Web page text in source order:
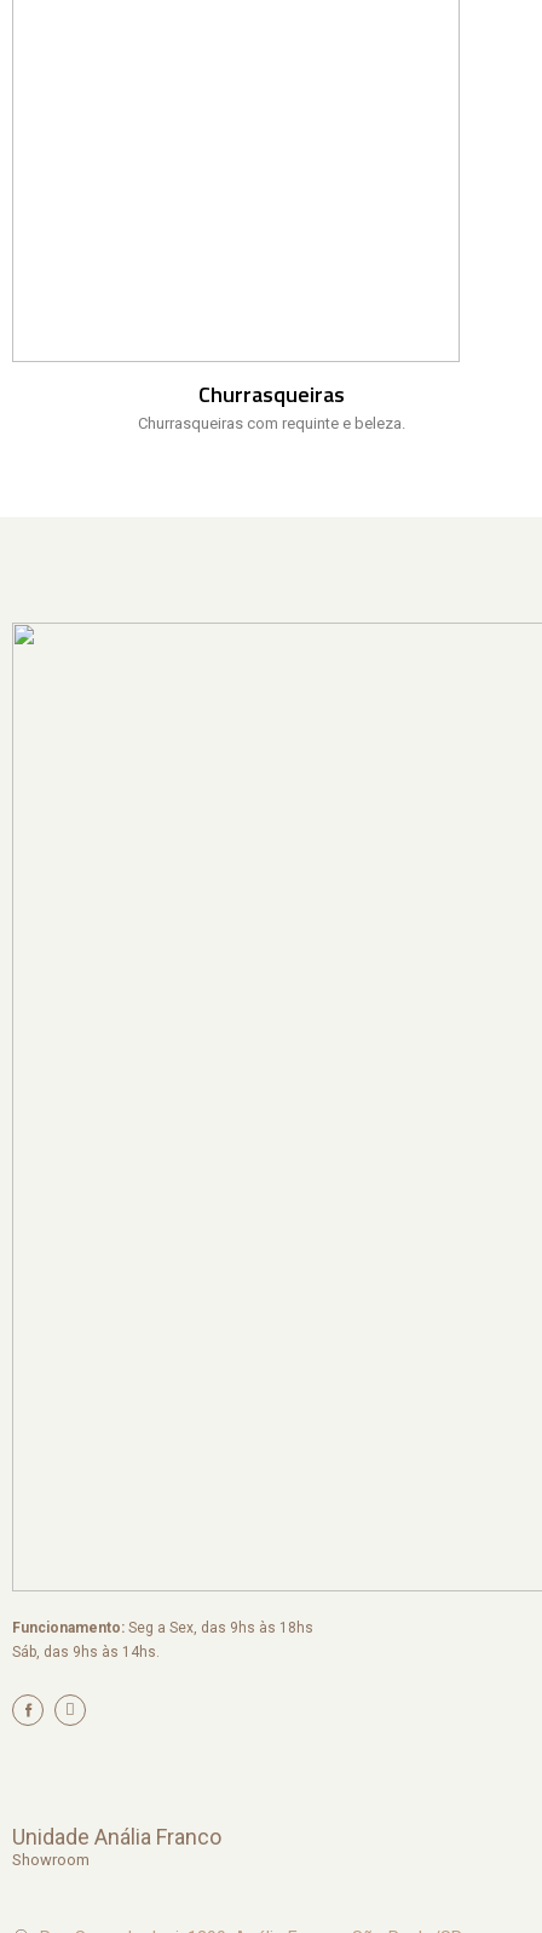
Churrasqueiras
Churrasqueiras com requinte e beleza.
Funcionamento: Seg a Sex, das 9hs às 18hs
Sáb, das 9hs às 14hs.
I
n
s
m
Unidade Anália Franco
Showroom